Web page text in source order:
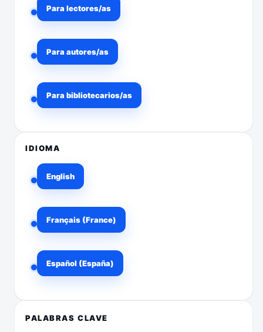
Para lectores/as
Para autores/as
Para bibliotecarios/as
IDIOMA
English
Français (France)
Español (España)
PALABRAS CLAVE